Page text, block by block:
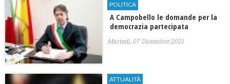
POLITICA
A Campobello le domande per la
democrazia partecipata
Martedì, 07 Dicembre 2021
ATTUALITÀ